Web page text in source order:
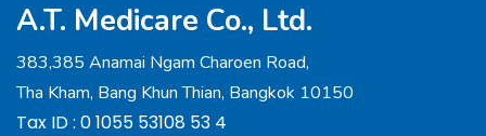
A.T. Medicare Co., Ltd.
383,385 Anamai Ngam Charoen Road,
Tha Kham, Bang Khun Thian, Bangkok 10150
Tax ID : 0 1055 53108 53 4